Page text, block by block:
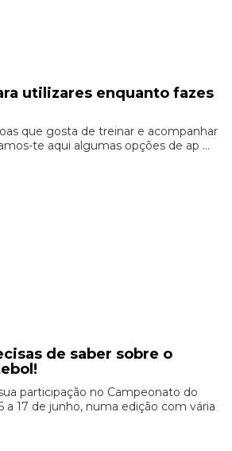
utilizares enquanto fazes
que gosta de treinar e acompanhar
te aqui algumas opções de ap ...
de saber sobre o
participação no Campeonato do
a 17 de junho, numa edição com vária